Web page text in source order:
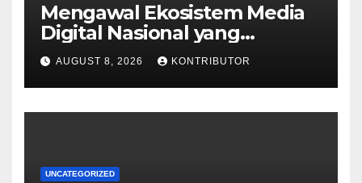
Mengawal Ekosistem Media
Digital Nasional yang
Tangguh Hadapi Disrupsi AI
AUGUST 8, 2026 KONTRIBUTOR
UNCATEGORIZED